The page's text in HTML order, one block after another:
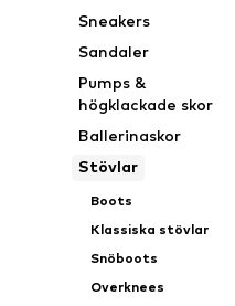
Sneakers
Sandaler
Pumps &
högklackade skor
Ballerinaskor
Stövlar
Boots
Klassiska stövlar
Snöboots
Overknees